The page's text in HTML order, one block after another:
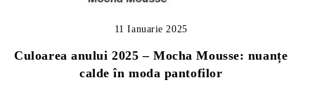
Culoarea anului 2025 – Mocha Mousse: nuanțe
calde în moda pantofilor
11 Ianuarie 2025